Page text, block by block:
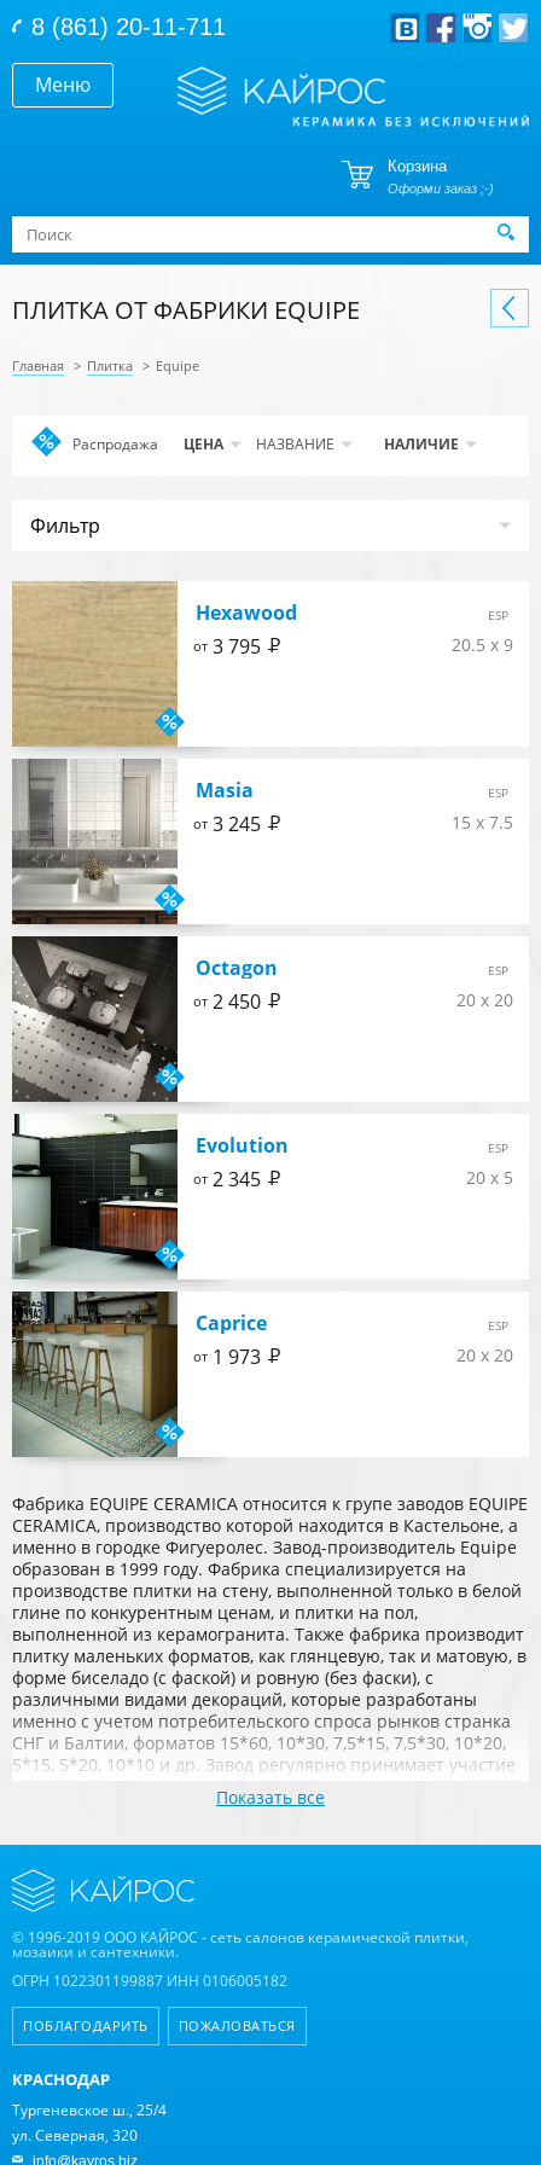
Меню
8 (861) 20-11-711
Корзина
Оформи заказ ;-)
Форма поиска
Поиск
ПЛИТКА ОТ ФАБРИКИ EQUIPE
Главная > Плитка > Equipe
Распродажа ApplyЦЕНА НАЗВАНИЕ НАЛИЧИЕ
Фильтр
Hexawood
20.5 x 9
ESP
от3 795 Р
Masia
15 x 7.5
ESP
от3 245 Р
Octagon
20 x 20
ESP
от2 450 Р
Evolution
20 x 5
ESP
от2 345 Р
Caprice
20 x 20
ESP
от1 973 Р
Фабрика EQUIPE CERAMICA относится к групе заводов EQUIPE
CERAMICA, производство которой находится в Кастельоне, а
именно в городке Фигуеролес. Завод-производитель Equipe
образован в 1999 году. Фабрика специализируется на
производстве плитки на стену, выполненной только в белой
глине по конкурентным ценам, и плитки на пол,
выполненной из керамогранита. Также фабрика производит
плитку маленьких форматов, как глянцевую, так и матовую, в
форме биселадо (с фаской) и ровную (без фаски), с
различными видами декораций, которые разработаны
именно с учетом потребительского спроса рынков странка
СНГ и Балтии, форматов 15*60, 10*30, 7,5*15, 7,5*30, 10*20,
5*15, 5*20, 10*10 и др. Завод регулярно принимает участие
в международных выставках.Показать все
© 1996-2019 ООО КАЙРОС - сеть салонов керамической плитки,
мозаики и сантехники.
ОГРН 1022301199887 ИНН 0106005182
ПОБЛАГОДАРИТЬ ПОЖАЛОВАТЬСЯ
КРАСНОДАР
Тургеневское ш., 25/4
ул. Северная, 320
info@kayros.biz